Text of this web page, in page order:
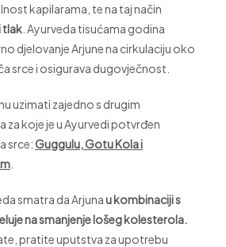
kapilarama, te na taj način
tlak . Ayurveda tisućama godina
djelovanje Arjune na cirkulaciju oko
srce i osigurava dugovječnost.
uzimati zajedno s drugim
za koje je u Ayurvedi potvrđen
srce: Guggulu, Gotu Kola i
smatra da Arjunau kombinaciji s
na smanjenje lošeg kolesterola.
pratite uputstva za upotrebu